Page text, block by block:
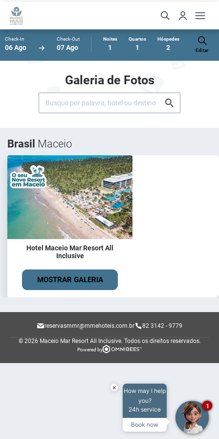
Check-In
06 Ago
Check-Out
07 Ago
Noites
1
Quartos
1
Hóspedes
2 Editar
Galeria de Fotos
Brasil Maceio
Hotel Maceio Mar Resort All
Inclusive
MOSTRAR GALERIA
reservasmmr@mmehoteis.com.br 82 3142 - 9779
© 2026 Maceio Mar Resort All Inclusive. Todos os direitos reservados.
Powered by
×
How may I help
you?
24h service
Book now
1